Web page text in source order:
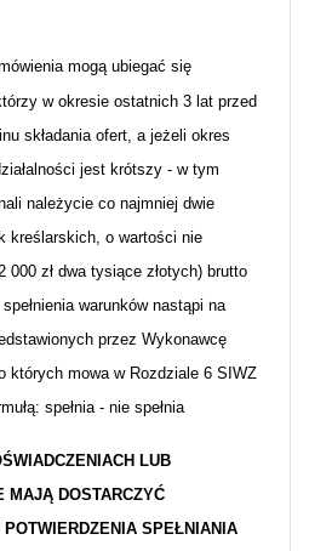
mogą ubiegać się
w okresie ostatnich 3 lat przed
składania ofert, a jeżeli okres
jest krótszy - w tym
należycie co najmniej dwie
kreślarskich, o wartości nie
000 zł dwa tysiące złotych) brutto
warunków nastąpi na
przez Wykonawcę
których mowa w Rozdziale 6 SIWZ
spełnia - nie spełnia
LUB
MAJĄ DOSTARCZYĆ
SPEŁNIANIA